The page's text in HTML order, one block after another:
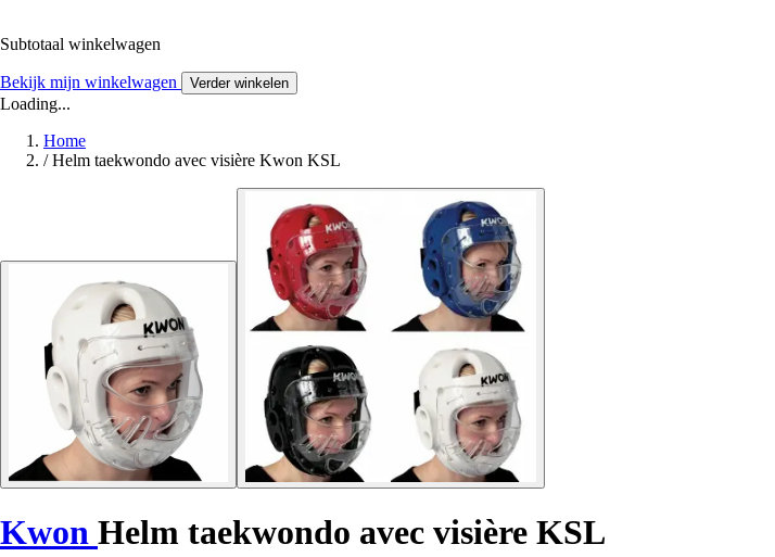
Subtotaal winkelwagen
Bekijk mijn winkelwagen Verder winkelen
Loading...
Home
/ Helm taekwondo avec visière Kwon KSL
Kwon Helm taekwondo avec visière KSL